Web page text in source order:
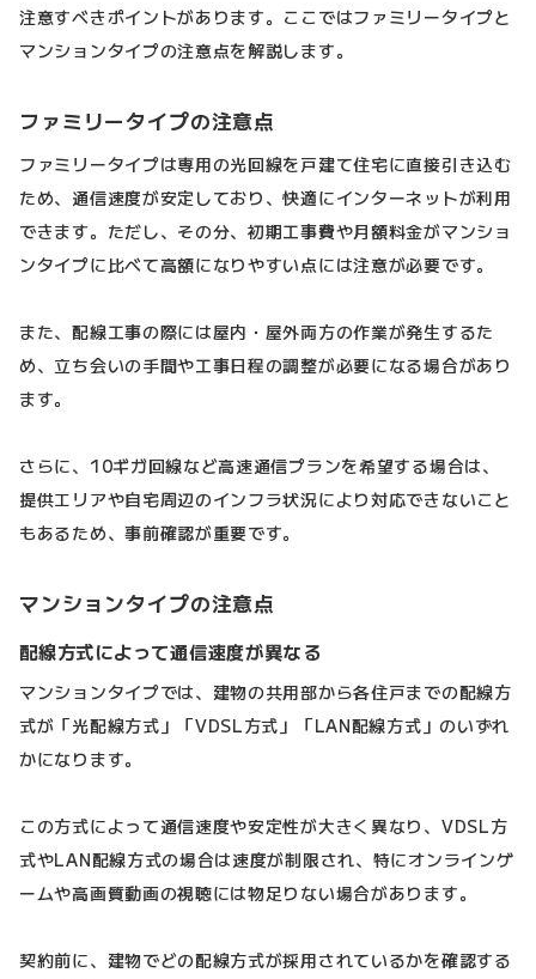
注意すべきポイントがあります。ここではファミリータイプと
マンションタイプの注意点を解説します。
ファミリータイプの注意点
ファミリータイプは専用の光回線を戸建て住宅に直接引き込む
ため、通信速度が安定しており、快適にインターネットが利用
できます。ただし、その分、初期工事費や月額料金がマンショ
ンタイプに比べて高額になりやすい点には注意が必要です。
また、配線工事の際には屋内・屋外両方の作業が発生するた
め、立ち会いの手間や工事日程の調整が必要になる場合があり
ます。
さらに、10ギガ回線など高速通信プランを希望する場合は、
提供エリアや自宅周辺のインフラ状況により対応できないこと
もあるため、事前確認が重要です。
マンションタイプの注意点
配線方式によって通信速度が異なる
マンションタイプでは、建物の共用部から各住戸までの配線方
式が「光配線方式」「VDSL方式」「LAN配線方式」のいずれ
かになります。
この方式によって通信速度や安定性が大きく異なり、VDSL方
式やLAN配線方式の場合は速度が制限され、特にオンラインゲ
ームや高画質動画の視聴には物足りない場合があります。
契約前に、建物でどの配線方式が採用されているかを確認する